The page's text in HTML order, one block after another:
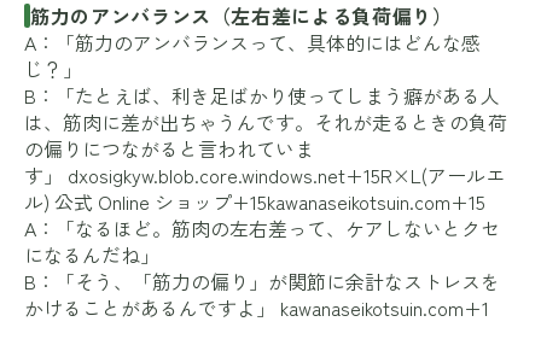
筋力のアンバランス（左右差による負荷偏り）
A：「筋力のアンバランスって、具体的にはどんな感
じ？」
B：「たとえば、利き足ばかり使ってしまう癖がある人
は、筋肉に差が出ちゃうんです。それが走るときの負荷
の偏りにつながると言われていま
す」 dxosigkyw.blob.core.windows.net+15R×L(アールエ
ル) 公式 Online ショップ+15kawanaseikotsuin.com+15
A：「なるほど。筋肉の左右差って、ケアしないとクセ
になるんだね」
B：「そう、「筋力の偏り」が関節に余計なストレスを
かけることがあるんですよ」 kawanaseikotsuin.com+1